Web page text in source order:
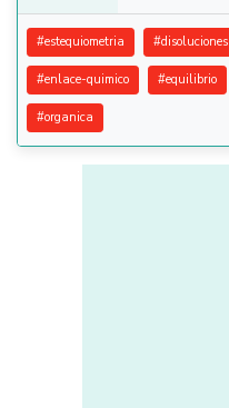
#estequiometria #disoluciones
#enlace-quimico #equilibrio
#organica